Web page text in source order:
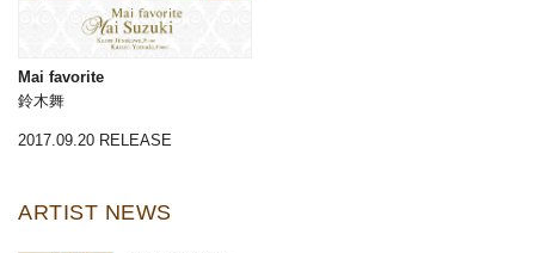
Mai favorite
鈴木舞
2017.09.20 RELEASE
ARTIST NEWS